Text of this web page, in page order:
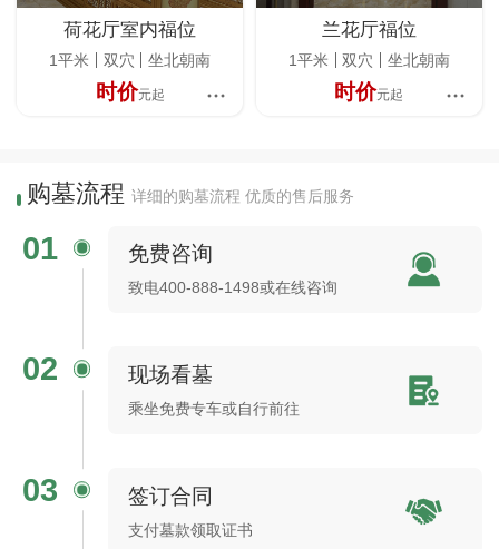
荷花厅室内福位
1平米 双穴 坐北朝南
时价元起
兰花厅福位
1平米 双穴 坐北朝南
时价元起
购墓流程 详细的购墓流程 优质的售后服务
01 免费咨询
致电400-888-1498或在线咨询
02 现场看墓
乘坐免费专车或自行前往
03 签订合同
支付墓款领取证书